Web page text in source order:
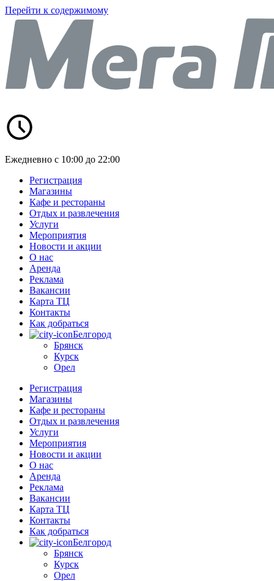
Перейти к содержимому
Ежедневно с 10:00 до 22:00
Регистрация
Магазины
Кафе и рестораны
Отдых и развлечения
Услуги
Мероприятия
Новости и акции
О нас
Аренда
Реклама
Вакансии
Карта ТЦ
Контакты
Как добраться
Белгород
Брянск
Курск
Орел
Регистрация
Магазины
Кафе и рестораны
Отдых и развлечения
Услуги
Мероприятия
Новости и акции
О нас
Аренда
Реклама
Вакансии
Карта ТЦ
Контакты
Как добраться
Белгород
Брянск
Курск
Орел